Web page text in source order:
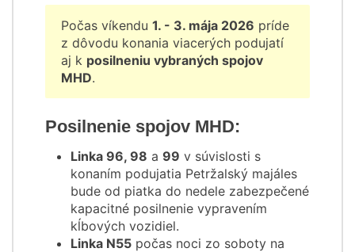
Počas víkendu 1. - 3. mája 2026 príde
z dôvodu konania viacerých podujatí
aj k posilneniu vybraných spojov
MHD.
Posilnenie spojov MHD:
Linka 96, 98 a 99 v súvislosti s
konaním podujatia Petržalský majáles
bude od piatka do nedele zabezpečené
kapacitné posilnenie vypravením
kĺbových vozidiel.
Linka N55 počas noci zo soboty na